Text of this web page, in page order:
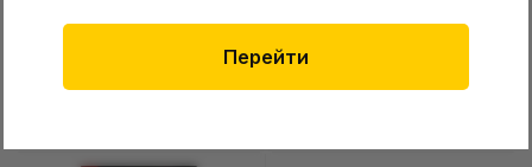
Перейти(370021)
Нет в наличии